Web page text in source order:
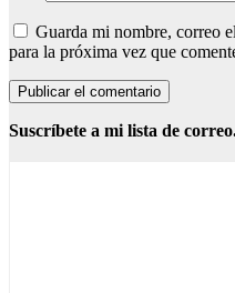
Guarda mi nombre, correo
para la próxima vez que
Suscríbete a mi lista de